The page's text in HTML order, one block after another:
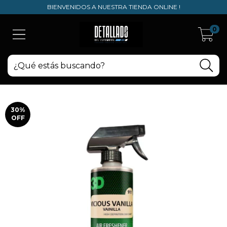
BIENVENIDOS A NUESTRA TIENDA ONLINE !
0
30%
OFF